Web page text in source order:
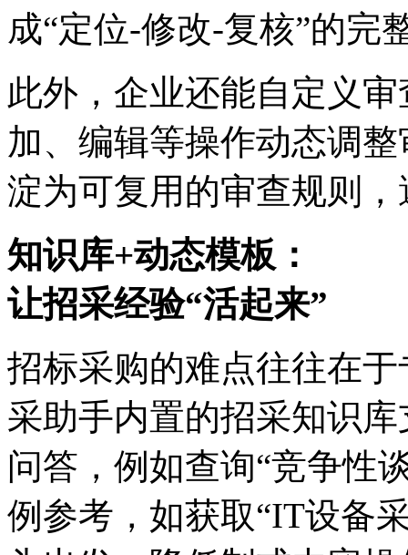
成“定位-修改-复核”的完
此外，企业还能自定义审
加、编辑等操作动态调
淀为可复用的审查规则
知识库+动态模板：
让招采经验“活起来”
招标采购的难点往往在
采助手内置的招采知识库
问答，例如查询“竞争
例参考，如获取“IT设备